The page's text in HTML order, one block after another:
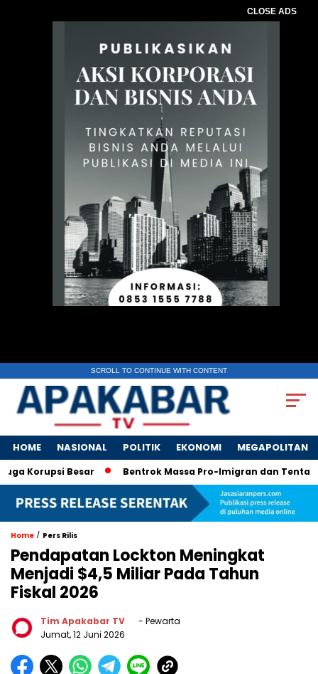
CLOSE ADS
SCROLL TO CONTINUE WITH CONTENT
HOME NASIONAL POLITIK EKONOMI MEGAPOLITAN
Korupsi Besar Bentrok Massa Pro-Imigran dan Tentara
Home / Pers Rilis
Pendapatan Lockton Meningkat
Menjadi $4,5 Miliar Pada Tahun
Fiskal 2026
Tim Apakabar TV
- Pewarta
Jumat, 12 Juni 2026